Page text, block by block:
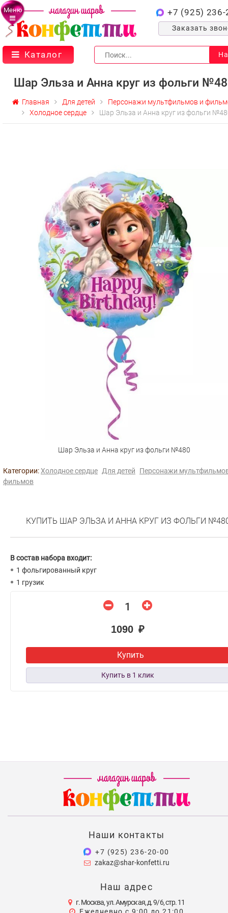
Меню +7 (925) 236-
Заказать
Каталог
Шар Эльза и Анна круг из фольги
Главная Для детей
Персонажи мультфильмов и
Холодное сердце
Шар Эльза и Анна круг из фольги
Шар Эльза и Анна круг из фольги №480
Категории:Холодное сердце Для детей
Персонажи
фильмов
КУПИТЬ ШАР ЭЛЬЗА И АННА КРУГ ИЗ ФОЛЬГИ
В состав набора входит:
1 фольгированный круг
1 грузик
1090 ₽
Купить
Наши контакты
+7 (925) 236-20-00
zakaz@shar-konfetti.ru
Наш адрес
г. Москва, ул. Амурская, д. 9/6, стр. 11